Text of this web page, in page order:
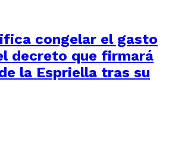
congelar el gasto
decreto que firmará
la Espriella tras su